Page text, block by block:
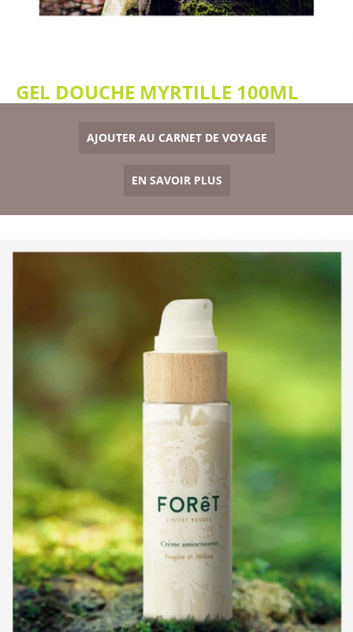
GEL DOUCHE MYRTILLE 100ML
AJOUTER AU CARNET DE VOYAGE
EN SAVOIR PLUS